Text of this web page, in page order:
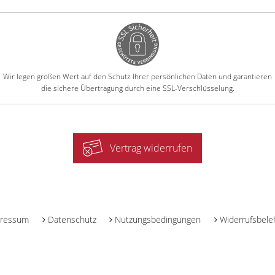
Wir legen großen Wert auf den Schutz Ihrer persönlichen Daten und garantieren
die sichere Übertragung durch eine SSL-Verschlüsselung.
Vertrag widerrufen
Datenschutz Nutzungsbedingungen